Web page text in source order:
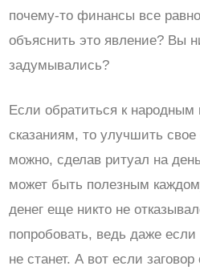
почему-то финансы все
объяснить это явление? Вы
задумывались?
Если обратиться к народным
сказаниям, то улучшить
можно, сделав ритуал на
может быть полезным
денег еще никто не
попробовать, ведь даже
не станет. А вот если